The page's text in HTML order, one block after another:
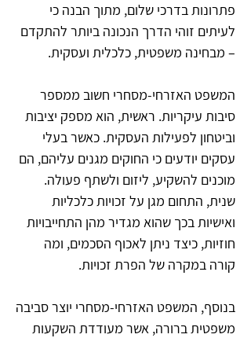
פתרונות בדרכי שלום, מתוך הבנה כי
לעיתים זוהי הדרך הנכונה ביותר להתקדם
– מבחינה משפטית, כלכלית ועסקית.
המשפט האזרחי-מסחרי חשוב ממספר
סיבות עיקריות. ראשית, הוא מספק יציבות
וביטחון לפעילות העסקית. כאשר בעלי
עסקים יודעים כי החוקים מגנים עליהם, הם
מוכנים להשקיע, ליזום ולשתף פעולה.
שנית, התחום מגן על זכויות כלכליות
ואישיות בכך שהוא מגדיר מהן התחייבויות
חוזיות, כיצד ניתן לאכוף הסכמים, ומה
קורה במקרה של הפרת זכויות.
בנוסף, המשפט האזרחי-מסחרי יוצר סביבה
משפטית ברורה, אשר מעודדת השקעות